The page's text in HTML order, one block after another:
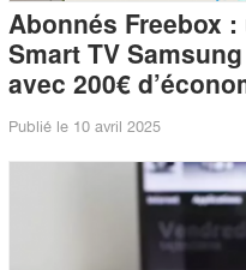
Abonnés Freebox
Smart TV
avec 200€
Publié le 10 avril 2025